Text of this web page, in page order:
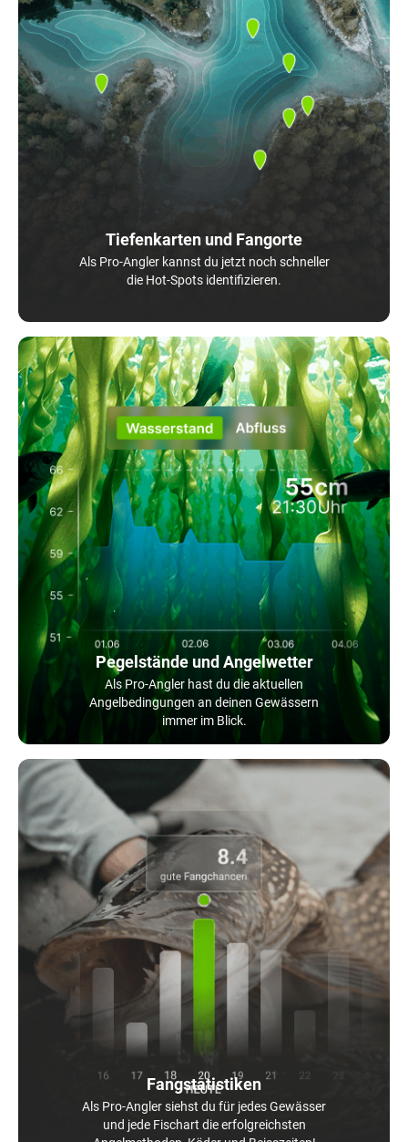
Tiefenkarten und Fangorte
Als Pro-Angler kannst du jetzt noch schneller
die Hot-Spots identifizieren.
Pegelstände und Angelwetter
Als Pro-Angler hast du die aktuellen
Angelbedingungen an deinen Gewässern
immer im Blick.
Fangstatistiken
Als Pro-Angler siehst du für jedes Gewässer
und jede Fischart die erfolgreichsten